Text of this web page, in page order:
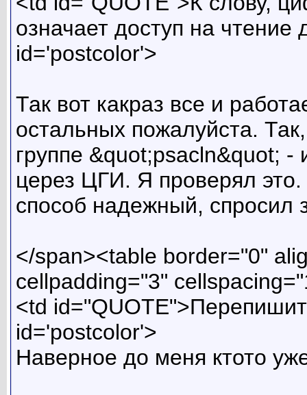
означает доступ на
id='postcolor'>
Так вот какраз все и
остальных пожалуйста.
группе &quot;psacln&quot; -
церез ЦГИ. Я проверял
способ надежный, спросил
</span><table border="0"
cellpadding="3"
<td
id='postcolor'>
Наверное до меня ктото